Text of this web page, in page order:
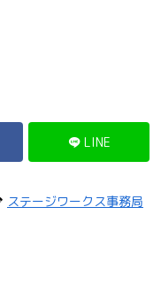
LINE
ステージワークス事務局